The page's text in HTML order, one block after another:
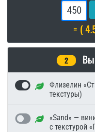
= (
2
Флизелин
текстуры)
«Sand» —
с текстурой